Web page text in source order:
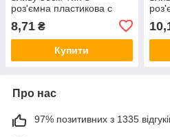
роз'ємна пластикова с
8,71 ₴
Купити
Про нас
97% позитивних з 1335